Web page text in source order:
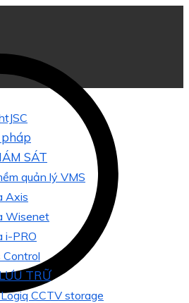
pháp
SÁT
quản lý VMS
Axis
Wisenet
i-PRO
TRỮ
CCTV storage